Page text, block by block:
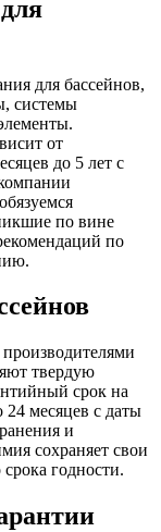
для бассейнов,
системы
от
до 5 лет с
по вине
по
твердую
срок на
24 месяцев с даты
и
сохраняет свои
годности.